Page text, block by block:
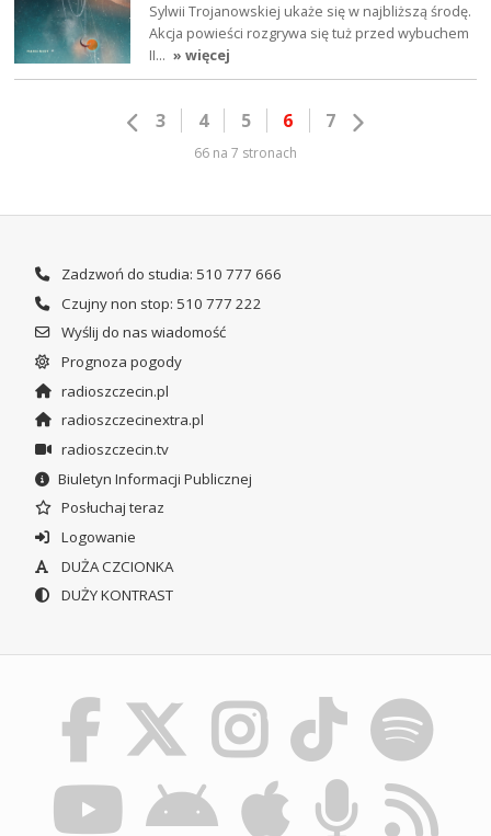
Sylwii Trojanowskiej ukaże się w najbliższą środę.
Akcja powieści rozgrywa się tuż przed wybuchem
II… » więcej
3 4 5 6 7
66 na 7 stronach
Zadzwoń do studia: 510 777 666
Czujny non stop: 510 777 222
Wyślij do nas wiadomość
Prognoza pogody
radioszczecin.pl
radioszczecinextra.pl
radioszczecin.tv
Biuletyn Informacji Publicznej
Posłuchaj teraz
Logowanie
DUŻA CZCIONKA
DUŻY KONTRAST